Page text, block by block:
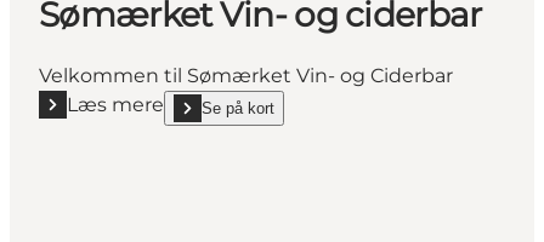
Sømærket Vin- og ciderbar
Velkommen til Sømærket Vin- og Ciderbar
Læs mere
Læs mere "Sømærket Vin- og ciderbar"
Se på kort
show Sømærket Vin- og ciderbar on_map